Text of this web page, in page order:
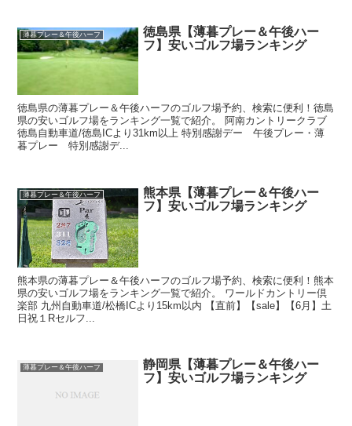
薄暮プレー＆午後ハーフ
徳島県【薄暮プレー＆午後ハー
フ】安いゴルフ場ランキング
徳島県の薄暮プレー＆午後ハーフのゴルフ場予約、検索に便利！徳島
県の安いゴルフ場をランキング一覧で紹介。 阿南カントリークラブ
徳島自動車道/徳島ICより31km以上 特別感謝デー 午後プレー・薄
暮プレー 特別感謝デ...
薄暮プレー＆午後ハーフ
熊本県【薄暮プレー＆午後ハー
フ】安いゴルフ場ランキング
熊本県の薄暮プレー＆午後ハーフのゴルフ場予約、検索に便利！熊本
県の安いゴルフ場をランキング一覧で紹介。 ワールドカントリー倶
楽部 九州自動車道/松橋ICより15km以内 【直前】【sale】【6月】土
日祝１Rセルフ...
薄暮プレー＆午後ハーフ
静岡県【薄暮プレー＆午後ハー
フ】安いゴルフ場ランキング